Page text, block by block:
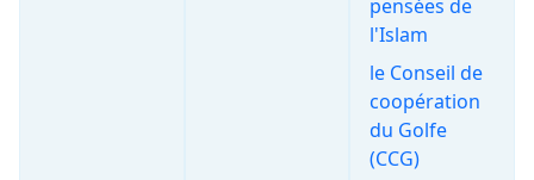
pensées de
l'Islam
le Conseil de
coopération
du Golfe
(CCG)